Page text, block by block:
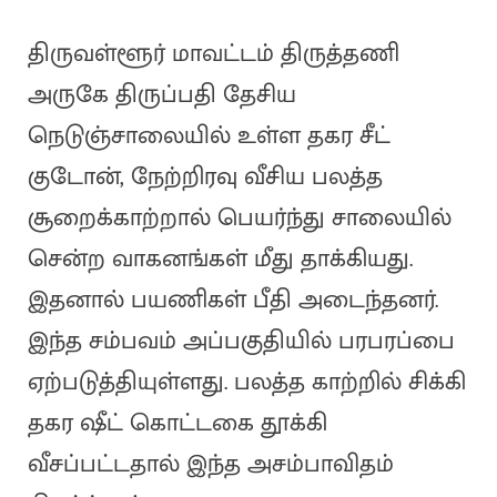
திருவள்ளூர் மாவட்டம் திருத்தணி
அருகே திருப்பதி தேசிய
நெடுஞ்சாலையில் உள்ள தகர சீட்
குடோன், நேற்றிரவு வீசிய பலத்த
சூறைக்காற்றால் பெயர்ந்து சாலையில்
சென்ற வாகனங்கள் மீது தாக்கியது.
இதனால் பயணிகள் பீதி அடைந்தனர்.
இந்த சம்பவம் அப்பகுதியில் பரபரப்பை
ஏற்படுத்தியுள்ளது. பலத்த காற்றில் சிக்கி
தகர ஷீட் கொட்டகை தூக்கி
வீசப்பட்டதால் இந்த அசம்பாவிதம்